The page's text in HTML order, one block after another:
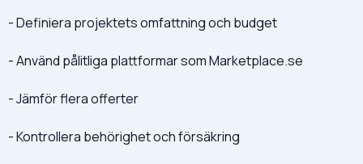
- Definiera projektets omfattning och budget
- Använd pålitliga plattformar som Marketplace.se
- Jämför flera offerter
- Kontrollera behörighet och försäkring